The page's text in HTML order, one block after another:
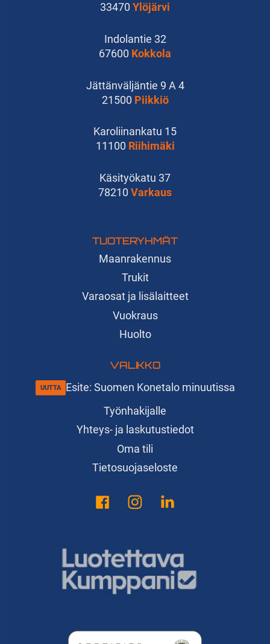
TUOTERYHMÄT
Maanrakennus
Trukit
Varaosat ja lisälaitteet
Vuokraus
Huolto
VALIKKO
Esite: Suomen Konetalo minuutissa
Työnhakijalle
Yhteys- ja laskutustiedot
Oma tili
Tietosuojaseloste
33470 Ylöjärvi
Indolantie 32
67600 Kokkola
Jättänväljäntie 9 A 4
21500 Piikkiö
Karoliinankatu 15
11100 Riihimäki
Käsityökatu 37
78210 Varkaus